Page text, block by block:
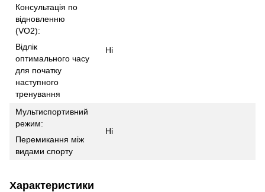
Консультація по
відновленню
(VO2):
Відлік
оптимального часу
для початку
наступного
тренування
Ні
Мультиспортивний
режим:
Перемикання між
видами спорту
Ні
Характеристики